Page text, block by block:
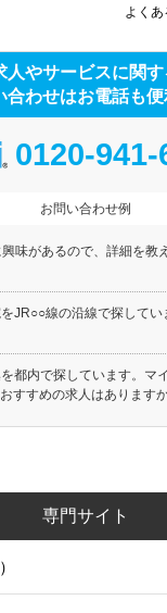
よく
人やサービスに関す
合わせはお電話も
0120-941-
お問い合わせ例
興味があるので、詳細を教
をJR○○線の沿線で探して
を都内で探しています。マ
すすめの求人はありますか
専門サイト